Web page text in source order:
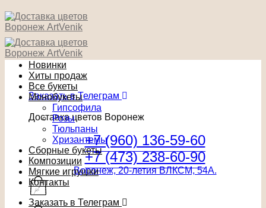
Заказать в Телеграм
Доставка цветов Воронеж
+7 (960) 136-59-60
+7 (473) 238-60-90
Воронеж, 20-летия ВЛКСМ, 54А.
Новинки
Хиты продаж
Все букеты
Монобукеты
Гипсофила
Розы
Тюльпаны
Хризантемы
Сборные букеты
Композиции
Мягкие игрушки
Контакты
Заказать в Телеграм